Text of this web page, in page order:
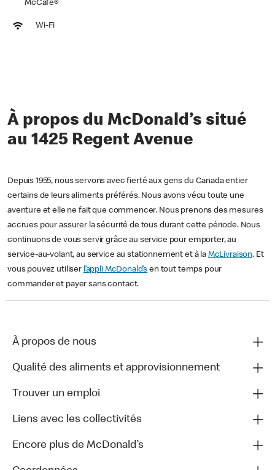
McCafé®
Wi-Fi
À propos du McDonald’s situé
au 1425 Regent Avenue
Depuis 1955, nous servons avec fierté aux gens du Canada entier
certains de leurs aliments préférés. Nous avons vécu toute une
aventure et elle ne fait que commencer. Nous prenons des mesures
accrues pour assurer la sécurité de tous durant cette période. Nous
continuons de vous servir grâce au service pour emporter, au
service-au-volant, au service au stationnement et à la McLivraison. Et
vous pouvez utiliser l’appli McDonald’s en tout temps pour
commander et payer sans contact.
À propos de nous
Qualité des aliments et approvisionnement
Trouver un emploi
Liens avec les collectivités
Encore plus de McDonald’s